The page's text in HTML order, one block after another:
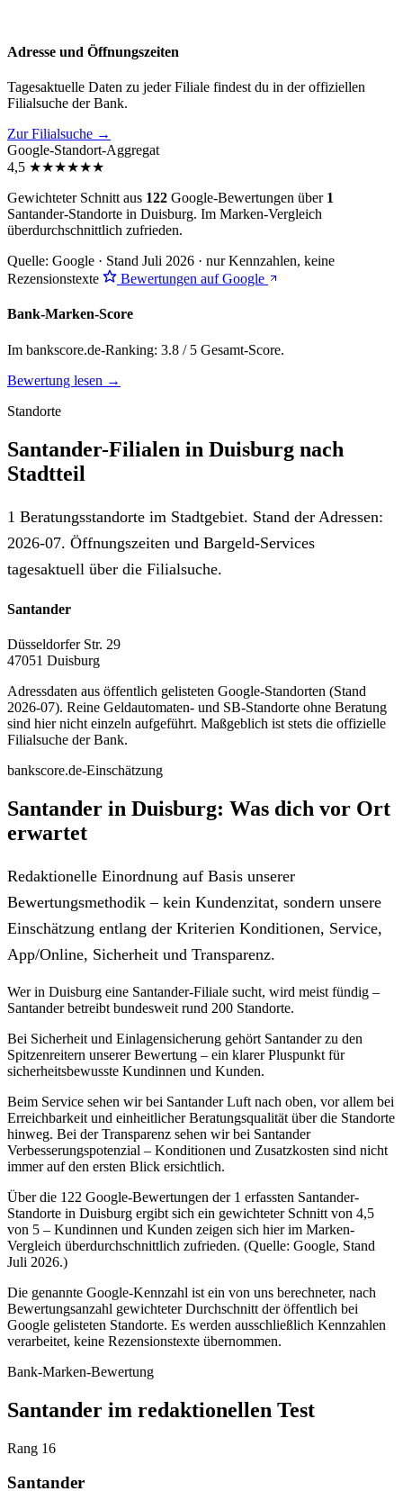
Adresse und Öffnungszeiten
Tagesaktuelle Daten zu jeder Filiale findest du in der offiziellen
Filialsuche der Bank.
Zur Filialsuche →
Google-Standort-Aggregat
4,5 ★★★★★★
Gewichteter Schnitt aus 122 Google-Bewertungen über 1
Santander-Standorte in Duisburg. Im Marken-Vergleich
überdurchschnittlich zufrieden.
Quelle: Google · Stand Juli 2026 · nur Kennzahlen, keine
Rezensionstexte
Bewertungen auf Google
Bank-Marken-Score
Im bankscore.de-Ranking: 3.8 / 5 Gesamt-Score.
Bewertung lesen →
Standorte
Santander-Filialen in Duisburg nach
Stadtteil
1 Beratungsstandorte im Stadtgebiet. Stand der Adressen:
2026-07. Öffnungszeiten und Bargeld-Services
tagesaktuell über die Filialsuche.
Santander
Düsseldorfer Str. 29
47051 Duisburg
Adressdaten aus öffentlich gelisteten Google-Standorten (Stand
2026-07). Reine Geldautomaten- und SB-Standorte ohne Beratung
sind hier nicht einzeln aufgeführt. Maßgeblich ist stets die offizielle
Filialsuche der Bank.
bankscore.de-Einschätzung
Santander in Duisburg: Was dich vor Ort
erwartet
Redaktionelle Einordnung auf Basis unserer
Bewertungsmethodik – kein Kundenzitat, sondern unsere
Einschätzung entlang der Kriterien Konditionen, Service,
App/Online, Sicherheit und Transparenz.
Wer in Duisburg eine Santander-Filiale sucht, wird meist fündig –
Santander betreibt bundesweit rund 200 Standorte.
Bei Sicherheit und Einlagensicherung gehört Santander zu den
Spitzenreitern unserer Bewertung – ein klarer Pluspunkt für
sicherheitsbewusste Kundinnen und Kunden.
Beim Service sehen wir bei Santander Luft nach oben, vor allem bei
Erreichbarkeit und einheitlicher Beratungsqualität über die Standorte
hinweg. Bei der Transparenz sehen wir bei Santander
Verbesserungspotenzial – Konditionen und Zusatzkosten sind nicht
immer auf den ersten Blick ersichtlich.
Über die 122 Google-Bewertungen der 1 erfassten Santander-
Standorte in Duisburg ergibt sich ein gewichteter Schnitt von 4,5
von 5 – Kundinnen und Kunden zeigen sich hier im Marken-
Vergleich überdurchschnittlich zufrieden. (Quelle: Google, Stand
Juli 2026.)
Die genannte Google-Kennzahl ist ein von uns berechneter, nach
Bewertungsanzahl gewichteter Durchschnitt der öffentlich bei
Google gelisteten Standorte. Es werden ausschließlich Kennzahlen
verarbeitet, keine Rezensionstexte übernommen.
Bank-Marken-Bewertung
Santander im redaktionellen Test
Rang 16
Santander